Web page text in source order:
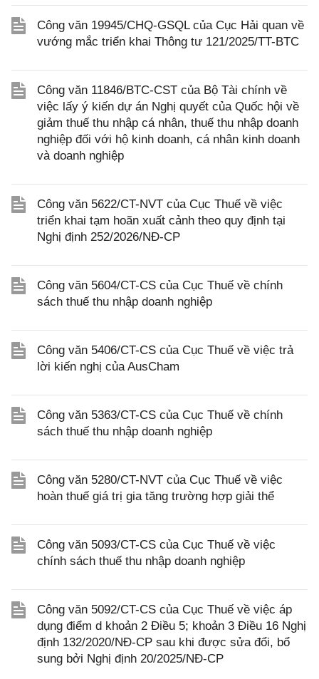
Công văn 19945/CHQ-GSQL của Cục Hải quan về
vướng mắc triển khai Thông tư 121/2025/TT-BTC
Công văn 11846/BTC-CST của Bộ Tài chính về
việc lấy ý kiến dự án Nghị quyết của Quốc hội về
giảm thuế thu nhập cá nhân, thuế thu nhập doanh
nghiệp đối với hộ kinh doanh, cá nhân kinh doanh
và doanh nghiệp
Công văn 5622/CT-NVT của Cục Thuế về việc
triển khai tạm hoãn xuất cảnh theo quy định tại
Nghị định 252/2026/NĐ-CP
Công văn 5604/CT-CS của Cục Thuế về chính
sách thuế thu nhập doanh nghiệp
Công văn 5406/CT-CS của Cục Thuế về việc trả
lời kiến nghị của AusCham
Công văn 5363/CT-CS của Cục Thuế về chính
sách thuế thu nhập doanh nghiệp
Công văn 5280/CT-NVT của Cục Thuế về việc
hoàn thuế giá trị gia tăng trường hợp giải thể
Công văn 5093/CT-CS của Cục Thuế về việc
chính sách thuế thu nhập doanh nghiệp
Công văn 5092/CT-CS của Cục Thuế về việc áp
dụng điểm d khoản 2 Điều 5; khoản 3 Điều 16 Nghị
định 132/2020/NĐ-CP sau khi được sửa đổi, bổ
sung bởi Nghị định 20/2025/NĐ-CP